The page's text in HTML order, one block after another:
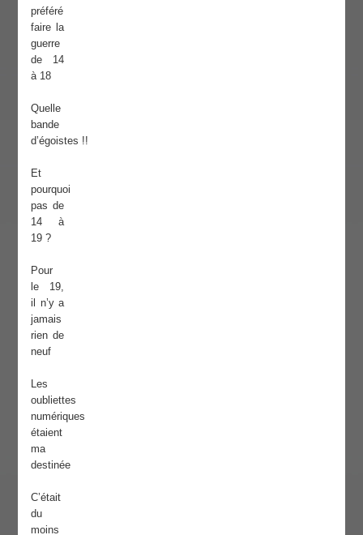
préféré
faire la
guerre
de 14
à 18
Quelle
bande
d’égoistes !!
Et
pourquoi
pas de
14 à
19 ?
Pour
le 19,
il n’y a
jamais
rien de
neuf
Les
oubliettes
numériques
étaient
ma
destinée
C’était
du
moins